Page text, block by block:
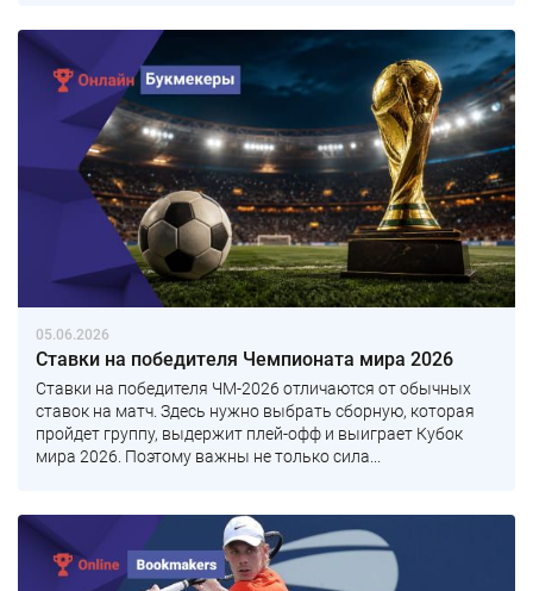
05.06.2026
Ставки на победителя Чемпионата мира 2026
Ставки на победителя ЧМ-2026 отличаются от обычных
ставок на матч. Здесь нужно выбрать сборную, которая
пройдет группу, выдержит плей-офф и выиграет Кубок
мира 2026. Поэтому важны не только сила...